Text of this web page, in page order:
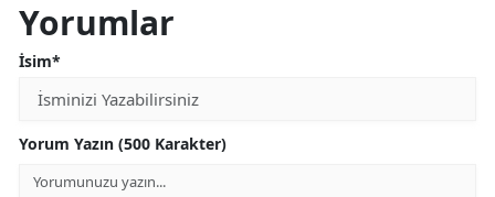
Yorumlar
İsim*
Yorum Yazın (500 Karakter)